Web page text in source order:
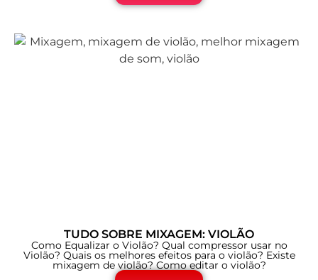
TUDO SOBRE MIXAGEM: VIOLÃO
Como Equalizar o Violão? Qual compressor usar no
Violão? Quais os melhores efeitos para o violão? Existe
mixagem de violão? Como editar o violão?